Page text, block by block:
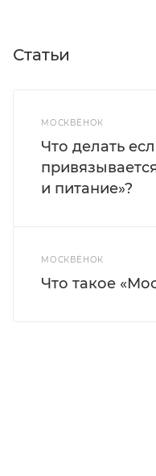
Статьи
МОСКВЁНОК
Что делать
и питание»?
МОСКВЁНОК
Что такое